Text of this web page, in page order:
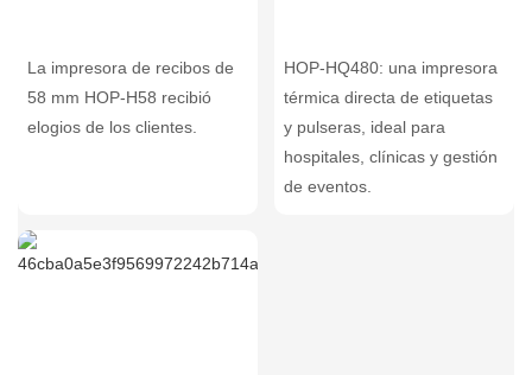
La impresora de recibos de
58 mm HOP-H58 recibió
elogios de los clientes.
HOP-HQ480: una impresora
térmica directa de etiquetas
y pulseras, ideal para
hospitales, clínicas y gestión
de eventos.